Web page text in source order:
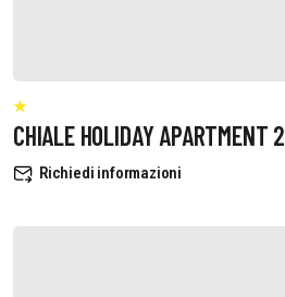
CHIALE HOLIDAY APARTMENT 2
Richiedi informazioni